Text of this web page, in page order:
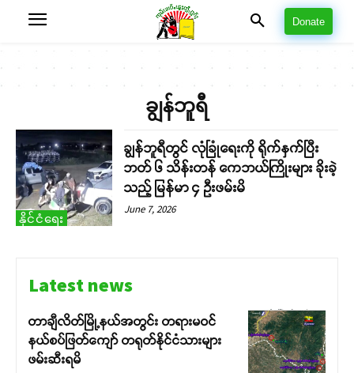
Donate
ချွန်ဘူရီ
နိုင်ငံရေး
ချွန်ဘူရီတွင် လုံခြုံရေးကို ရိုက်နှက်ပြီး
ဘတ် ၆ သိန်းတန် ကေဘယ်ကြိုးများ ခိုးခဲ့
သည့် မြန်မာ ၄ ဦးဖမ်းမိ
June 7, 2026
Latest news
တာချီလိတ်မြို့နယ်အတွင်း တရားမဝင်
နယ်စပ်ဖြတ်ကျော် တရုတ်နိုင်ငံသားများ
ဖမ်းဆီးရမိ